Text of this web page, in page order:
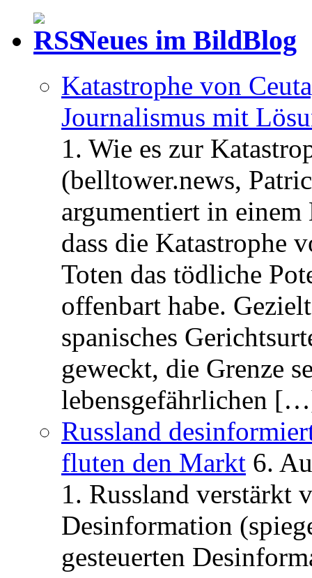
Neues im BildBlog
Katastrophe von
Journalismus mit
1. Wie es zur
(belltower.news,
argumentiert in
dass die Katastrophe
Toten das tödliche
offenbart habe.
spanisches
geweckt, die Grenze
lebensgefährlichen
Russland
fluten den Markt 6.
1. Russland verstärkt
Desinformation
gesteuerten